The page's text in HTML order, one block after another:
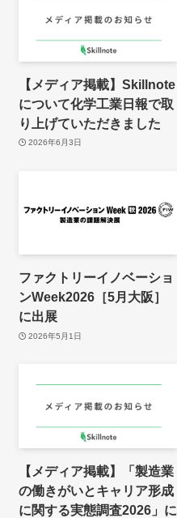
【メディア掲載】Skillnote
について化学工業日報で取
り上げていただきました
2026年6月3日
ファクトリーイノベーショ
ンWeek2026［5月大阪］
に出展
2026年5月1日
【メディア掲載】「製造業
の働きがいとキャリア形成
に関する実態調査2026」に